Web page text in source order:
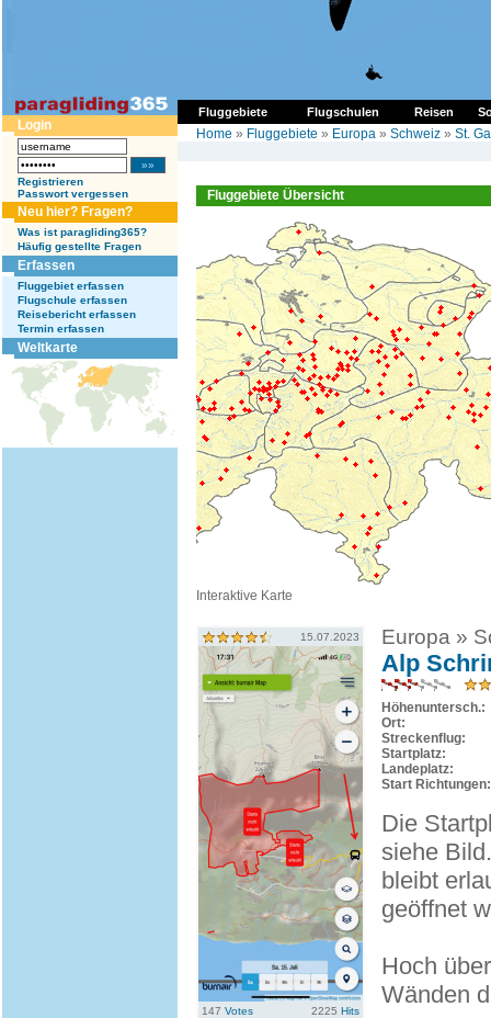
Fluggebiete Flugschulen Reisen
Login
Registrieren
Passwort vergessen
Neu hier? Fragen?
Was ist paragliding365?
Häufig gestellte Fragen
Erfassen
Fluggebiet erfassen
Flugschule erfassen
Reisebericht erfassen
Termin erfassen
Weltkarte
Home » Fluggebiete » Europa » Schweiz » St.
Fluggebiete Übersicht
Interaktive Karte
15.07.2023
147 Votes 2225 Hits
Europa »
Alp
Höhenuntersch.:
Ort:
Streckenflug:
Startplatz:
Landeplatz:
Start Richtungen:
Die
siehe
bleibt
geöffnet
Hoch
Wänden